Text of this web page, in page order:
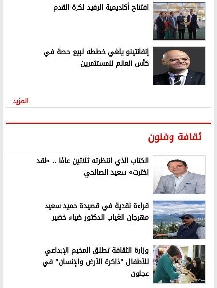
افتتاح أكاديمية الرفيد لكرة القدم
إنفانتينو يلغي خططه لبيع حصة في
كأس العالم للمستثمرين
المزيد
ثقافة وفنون
الكتاب الذي انتظرته ثلاثين عامًا .. «لقد
اخترت» سعيد الصالحي
قراءة نقدية في قصيدة حميد سعيد
مهرجان الغياب الدكتور ضياء خضير
وزارة الثقافة تطلق المخيم الإبداعي
للأطفال "ذاكرة الأرض والإنسان" في
عجلون